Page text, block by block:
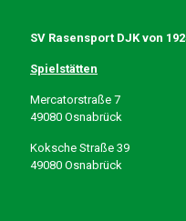
SV Rasensport DJK von
Spielstätten
Mercatorstraße 7
49080 Osnabrück
Koksche Straße 39
49080 Osnabrück